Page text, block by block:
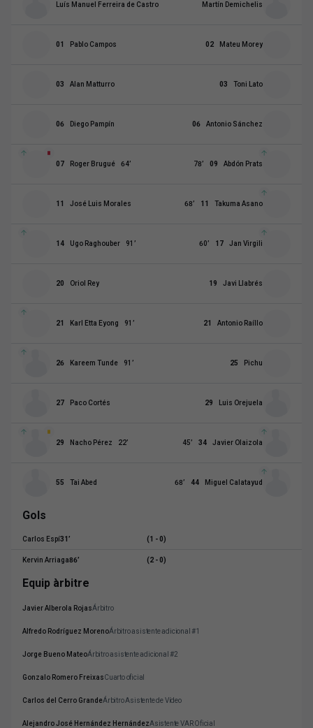
Luís Manuel Ferreira de Castro Martín Demichelis
01 Pablo Campos 02 Mateu Morey
03 Alan Matturro 03 Toni Lato
06 Diego Pampín 06 Antonio Sánchez
07 Roger Brugué 64’ 09 Abdón Prats
78’
11 José Luis Morales 11 Takuma Asano
68’
14 Ugo Raghouber 91 ’ 17 Jan Virgili
60’
20 Oriol Rey 19 Javi Llabrés
21 Karl Etta Eyong 91 ’ 21 Antonio Raíllo
26 Kareem Tunde 91 ’ 25 Pichu
27 Paco Cortés 29 Luis Orejuela
29 Nacho Pérez 22’ 34 Javier Olaizola
45’
55 Tai Abed 44 Miguel Calatayud
68’
Gols
Carlos Espí31 ’ (1 - 0)
Kervin Arriaga86’ (2 - 0)
Equip àrbitre
Javier Alberola RojasÁrbitro
Alfredo Rodríguez MorenoÁrbitro asistente adicional #1
Jorge Bueno MateoÁrbitro asistente adicional #2
Gonzalo Romero FreixasCuarto oficial
Carlos del Cerro GrandeÁrbitro Asistente de Vídeo
Alejandro José Hernández HernándezAsistente VAR Oficial